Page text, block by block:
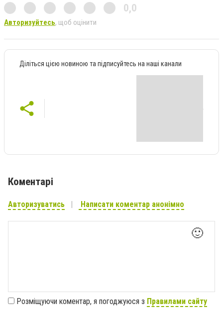
0,0
Авторизуйтесь, щоб оцінити
Діліться цією новиною та підписуйтесь на наші канали
Коментарі
Авторизуватись Написати коментар анонімно
🙂
Розміщуючи коментар, я погоджуюся з Правилами сайту